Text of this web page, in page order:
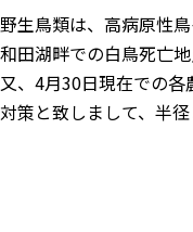
野生鳥類は、高病原性
和田湖畔での白鳥死亡
又、4月30日現在での各
対策と致しまして、半